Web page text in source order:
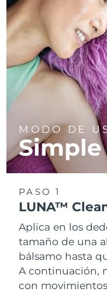
MODO DE
PASO 1
LUNA™
Aplica en los
tamaño de una
bálsamo hasta
A continuación,
con